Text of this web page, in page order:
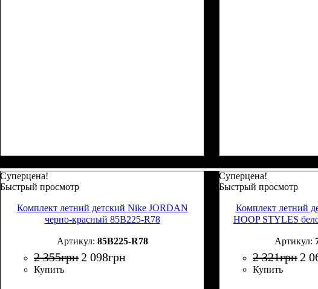
Суперцена!
Быстрый просмотр
Комплект летний детский Nike JORDAN
черно-красный 85B225-R78
85B225-R78
2 355грн2 098грн
Купить
Суперцена!
Быстрый просмотр
Комплект летний
HOOP STYLES
2 321грн2
Купить